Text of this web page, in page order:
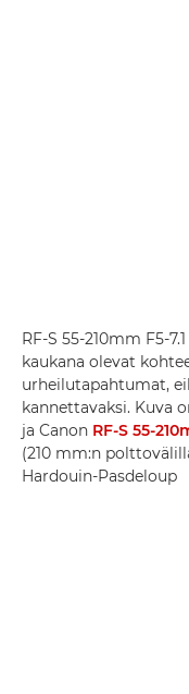
RF-S 55-210mm F5-
kaukana olevat
urheilutapahtumat,
kannettavaksi. Kuva
ja Canon RF-S 55-
(210 mm:n
Hardouin-Pasdeloup